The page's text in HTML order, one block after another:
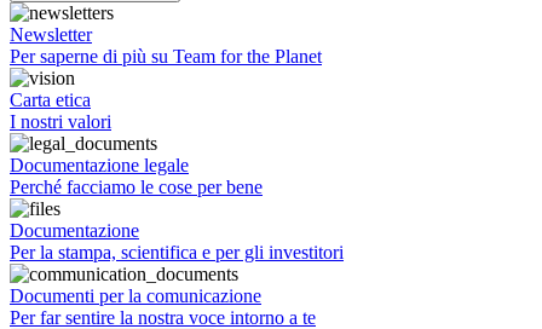
Newsletter
Per saperne di più su Team for the Planet
Carta etica
I nostri valori
Documentazione legale
Perché facciamo le cose per bene
Documentazione
Per la stampa, scientifica e per gli investitori
Documenti per la comunicazione
Per far sentire la nostra voce intorno a te